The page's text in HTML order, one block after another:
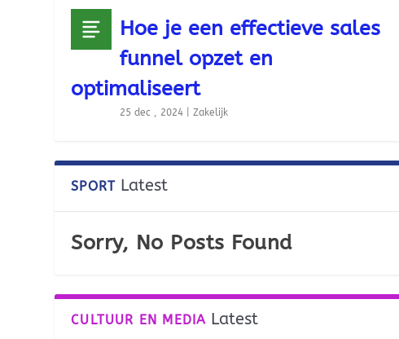
Hoe je een effectieve sales
funnel opzet en
optimaliseert
25 dec , 2024 |Zakelijk
SPORT Latest
Sorry, No Posts Found
CULTUUR EN MEDIA Latest